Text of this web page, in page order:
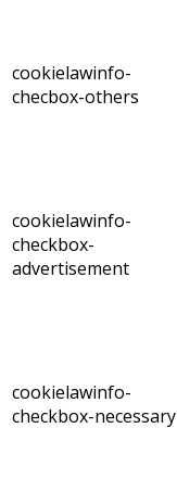
cookielawinfo-
checbox-others
cookielawinfo-
checkbox-
advertisement
cookielawinfo-
checkbox-necessary